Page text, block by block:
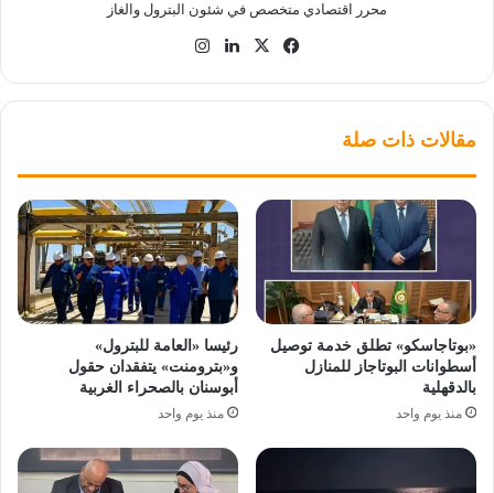
محرر اقتصادي متخصص في شئون البترول والغاز
فيسبوك
‫X لينكدإن
مقالات ذات صلة
«بوتاجاسكو» تطلق خدمة توصيل
أسطوانات البوتاجاز للمنازل
بالدقهلية
منذ يوم واحد
رئيسا «العامة للبترول»
و«بترومنت» يتفقدان حقول
أبوسنان بالصحراء الغربية
منذ يوم واحد